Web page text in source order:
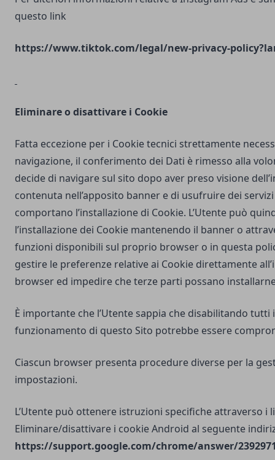
questo link
https://www.tiktok.com/legal/new-privacy-
Eliminare o disattivare i Cookie
Fatta eccezione per i Cookie tecnici strettamente
navigazione, il conferimento dei Dati è rimesso alla
decide di navigare sul sito dopo aver preso visione
contenuta nell’apposito banner e di usufruire dei
comportano l’installazione di Cookie. L’Utente può
l’installazione dei Cookie mantenendo il banner o
funzioni disponibili sul proprio browser o in questa
gestire le preferenze relative ai Cookie direttamente
browser ed impedire che terze parti possano
È importante che l’Utente sappia che disabilitando tutti
funzionamento di questo Sito potrebbe essere
Ciascun browser presenta procedure diverse per la
impostazioni.
L’Utente può ottenere istruzioni specifiche attraverso i
Eliminare/disattivare i cookie Android al seguente
https://support.google.com/chrome/answer/